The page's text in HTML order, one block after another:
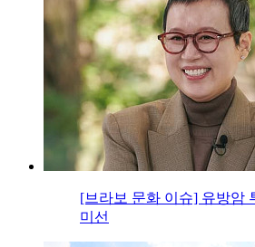
[브라보 문화 이슈] 유방암
미선